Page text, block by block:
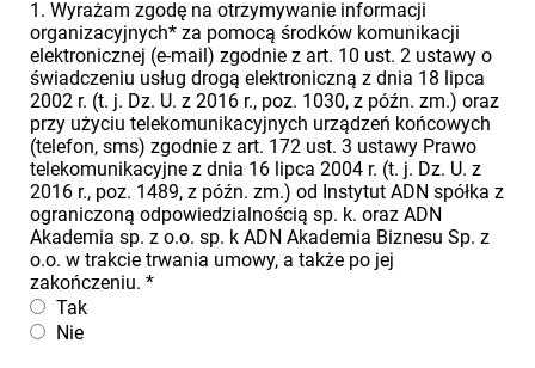
1. Wyrażam zgodę na otrzymywanie informacji
organizacyjnych* za pomocą środków komunikacji
elektronicznej (e-mail) zgodnie z art. 10 ust. 2 ustawy o
świadczeniu usług drogą elektroniczną z dnia 18 lipca
2002 r. (t. j. Dz. U. z 2016 r., poz. 1030, z późn. zm.) oraz
przy użyciu telekomunikacyjnych urządzeń końcowych
(telefon, sms) zgodnie z art. 172 ust. 3 ustawy Prawo
telekomunikacyjne z dnia 16 lipca 2004 r. (t. j. Dz. U. z
2016 r., poz. 1489, z późn. zm.) od Instytut ADN spółka z
ograniczoną odpowiedzialnością sp. k. oraz ADN
Akademia sp. z o.o. sp. k ADN Akademia Biznesu Sp. z
o.o. w trakcie trwania umowy, a także po jej
zakończeniu. *
Tak
Nie